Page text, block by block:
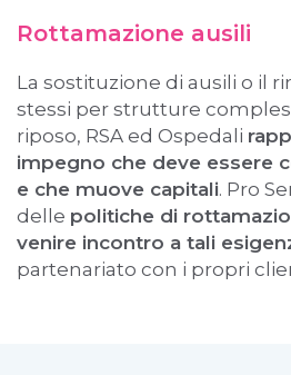
Rottamazione ausili
La sostituzione di ausili o il
stessi per strutture
riposo, RSA ed Ospedali
impegno che deve essere
e che muove capitali. Pro
delle politiche di
venire incontro a tali
partenariato con i propri